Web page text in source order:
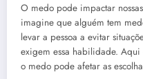
O medo pode impactar
imagine que alguém tem
levar a pessoa a evitar
exigem essa habilidade. Aqui
o medo pode afetar as